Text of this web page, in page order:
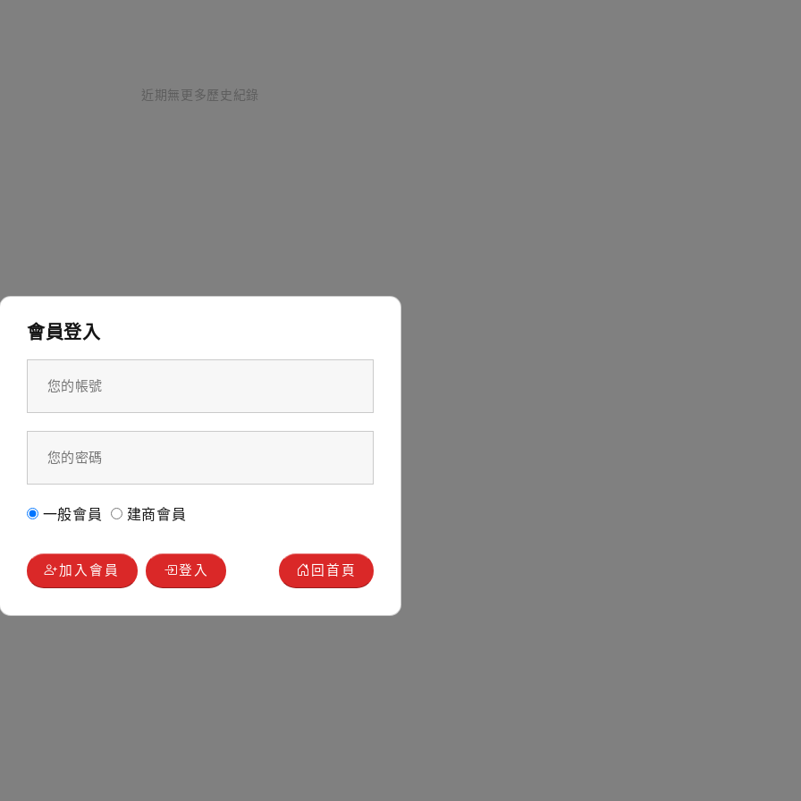
近期無更多歷史紀錄
會員登入
一般會員 建商會員
加入會員 登入 回首頁